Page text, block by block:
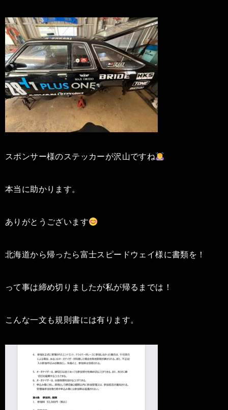
スポンサー様のステッカーが沢山ですね
本当に助かります。
ありがとうございます
北海道から帰ったら富士スピードウェイ様に書類を！
って事は締め切りましたが私が帰るまでは！
こんな一文も規則書には有ります。